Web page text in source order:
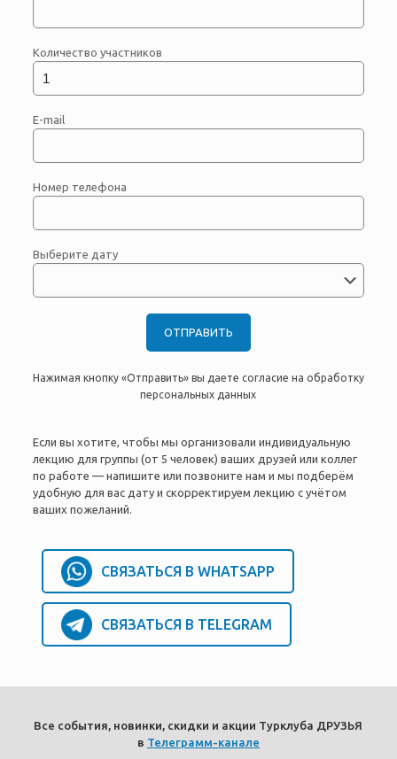
Количество участников
E-mail
Номер телефона
Выберите дату
Нажимая кнопку «Отправить» вы даете согласие на обработку
персональных данных
Если вы хотите, чтобы мы организовали индивидуальную
лекцию для группы (от 5 человек) ваших друзей или коллег
по работе — напишите или позвоните нам и мы подберём
удобную для вас дату и скорректируем лекцию с учётом
ваших пожеланий.
СВЯЗАТЬСЯ В WHATSAPP
СВЯЗАТЬСЯ В TELEGRAM
Все события, новинки, скидки и акции Турклуба ДРУЗЬЯ
в Телеграмм-канале